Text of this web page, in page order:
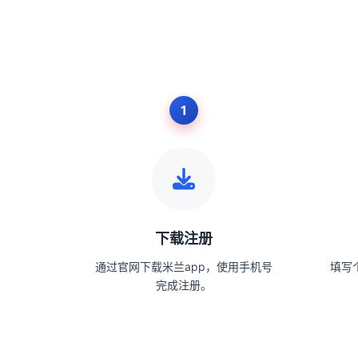
下载注册
通过官网下载米兰app，使用手机号
完成注册。
填写